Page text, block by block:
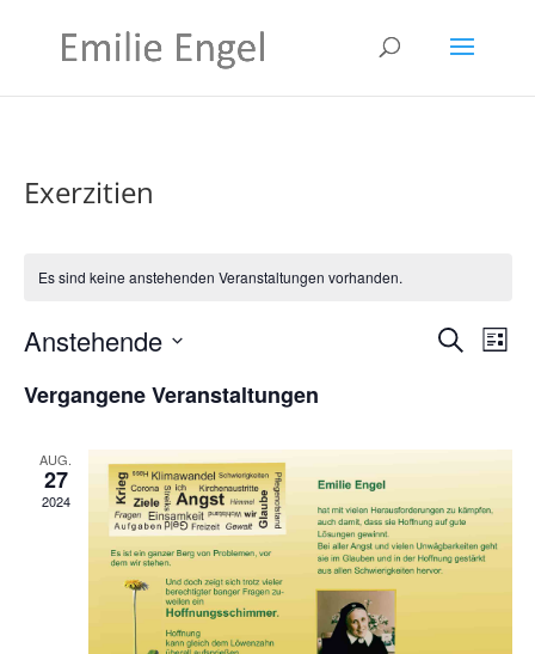
Exerzitien
Es sind keine anstehenden Veranstaltungen vorhanden.
SucheListe
Anstehende
wählen.
Vergangene Veranstaltungen
AUG.
27
2024